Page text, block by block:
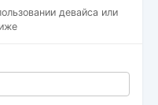
девайса или